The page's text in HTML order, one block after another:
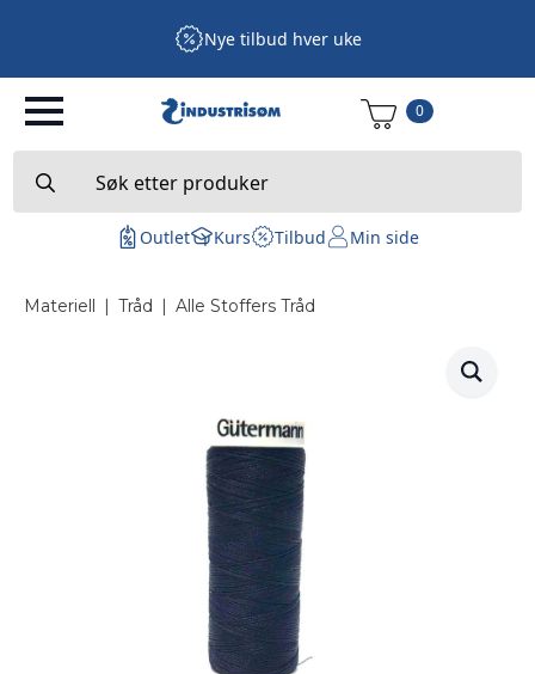
Nye tilbud hver uke
0
for:
Outlet Kurs Tilbud Min side
Materiell | Tråd | Alle Stoffers Tråd